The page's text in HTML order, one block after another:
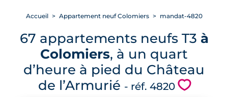
Accueil Appartement neuf Colomiers mandat-4820
67 appartements neufs T3 à
Colomiers, à un quart
d’heure à pied du Château
de l’Armurié - réf. 4820 💗